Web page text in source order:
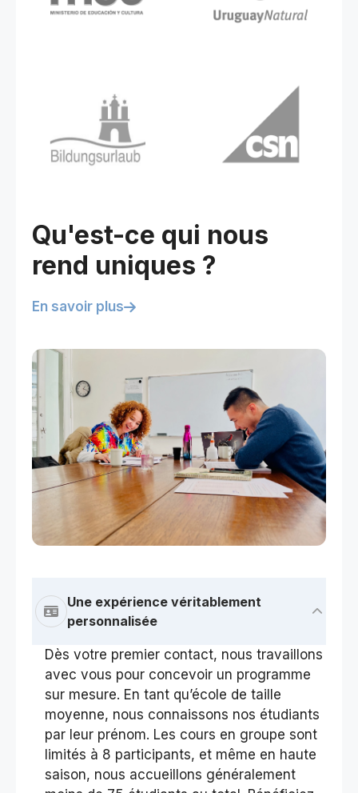
Qu'est-ce qui nous
rend uniques ?
En savoir plus
Une expérience véritablement
personnalisée
Dès votre premier contact, nous travaillons
avec vous pour concevoir un programme
sur mesure. En tant qu’école de taille
moyenne, nous connaissons nos étudiants
par leur prénom. Les cours en groupe sont
limités à 8 participants, et même en haute
saison, nous accueillons généralement